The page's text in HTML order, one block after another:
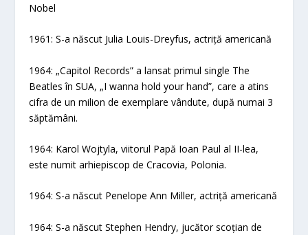
Nobel
1961: S-a născut Julia Louis-Dreyfus, actriță americană
1964: „Capitol Records” a lansat primul single The
Beatles în SUA, „I wanna hold your hand”, care a atins
cifra de un milion de exemplare vândute, după numai 3
săptămâni.
1964: Karol Wojtyla, viitorul Papă Ioan Paul al II-lea,
este numit arhiepiscop de Cracovia, Polonia.
1964: S-a născut Penelope Ann Miller, actriță americană
1964: S-a născut Stephen Hendry, jucător scoțian de